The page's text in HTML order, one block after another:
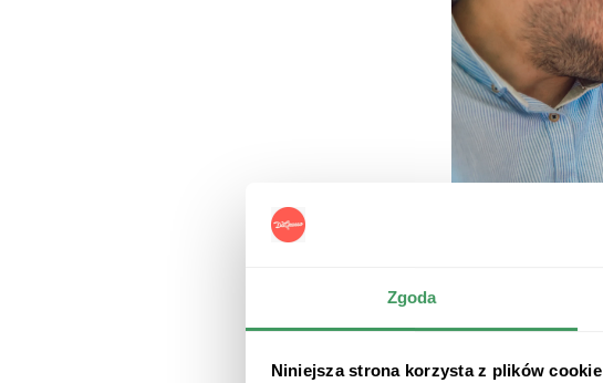
Zgoda
Niniejsza strona korzysta z plików cookie